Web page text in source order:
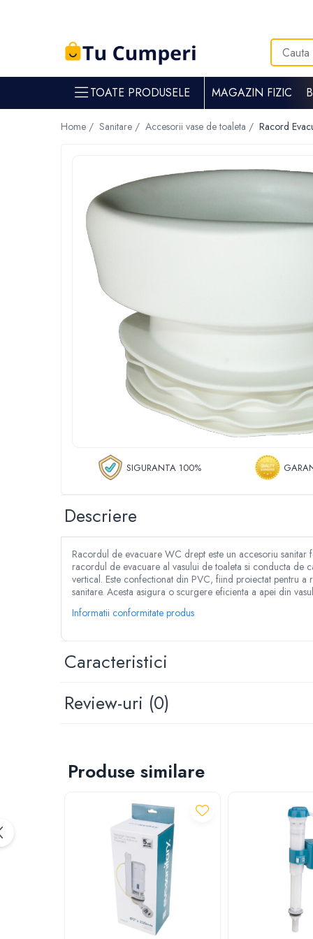
Toate Produsele
Gradina & gospodarie
Intretinere spatii verzi
Masini de tuns iarba
Foarfece electrice spatii verzi
Piese si accesorii masina de tuns iarba
Accesorii si piese motocositori
Motocultoare si motosape
Remorci motocultoare
Piese de schimb motocultoare, motosape
Mori, tocatoare si zdrobitori
Batoze & desfacatoare porumb
Tocatoare fructe & legume
Zdrobitori struguri
Mori cereale si furaje
Teascuri struguri
Razatoare fructe & legume
Accesorii si piese motocoase si trimmere
Tractoare si minitractoare
Accesorii pentru minitractoare
Pompe si sisteme de irigat
Pompe submersibile apa curata
Pompe submersibile apa murdara
TOATE PRODUSELE MAGAZIN FIZIC
Home / Sanitare / Accesorii vase de toaleta / Racord
SIGURANTA 100%
Descriere
Racordul de evacuare WC drept este un accesoriu
racordul de evacuare al vasului de toaleta si conducta de
vertical. Este confectionat din PVC, fiind proiectat pentru
sanitare. Acesta asigura o scurgere eficienta a apei din
Informatii conformitate produs
Caracteristici
Review-uri (0)
Produse similare